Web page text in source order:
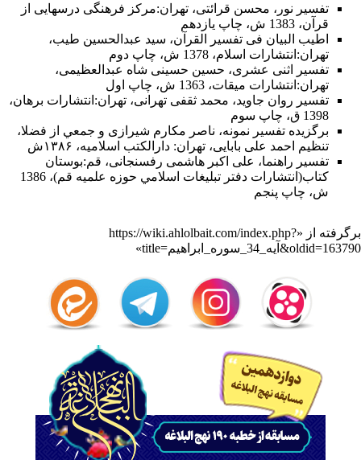
تفسیر نور ، محسن قرائتی، تهران:مركز فرهنگى درسهايى از
قرآن، 1383 ش، چاپ يازدهم
اطیب البیان فی تفسیر القرآن‌، سید عبدالحسین طیب،
تهران:انتشارات اسلام‌، 1378 ش‌، چاپ دوم‌
تفسیر اثنی عشری، حسین حسینی شاه عبدالعظیمی،
تهران:انتشارات ميقات، 1363 ش، چاپ اول
تفسیر روان جاوید، محمد ثقفی تهرانی، تهران:انتشارات برهان،
1398 ق، چاپ سوم
برگزیده تفسیر نمونه، ناصر مکارم شیرازی و جمعي از فضلا،
تنظیم احمد علی بابایی، تهران: دارالکتب اسلامیه، ۱۳۸۶ش
تفسیر راهنما، علی اکبر هاشمی رفسنجانی، قم:بوستان
كتاب(انتشارات دفتر تبليغات اسلامي حوزه علميه قم)، 1386
ش‌، چاپ پنجم‌
برگرفته از «https://wiki.ahlolbait.com/index.php?
title=آیه_34_سوره_ابراهیم&oldid=163790
»